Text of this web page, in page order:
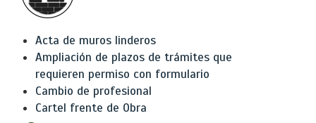
Acta de muros linderos
Ampliación de plazos de trámites que
requieren permiso con formulario
Cambio de profesional
Cartel frente de Obra